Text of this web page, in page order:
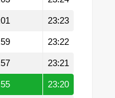
23:23
23:22
23:21
23:20